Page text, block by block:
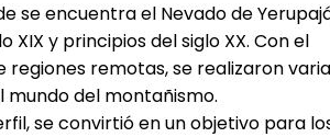
se encuentra el Nevado de
y principios del siglo XX. Con el
remotas, se realizaron
mundo del montañismo.
se convirtió en un objetivo para